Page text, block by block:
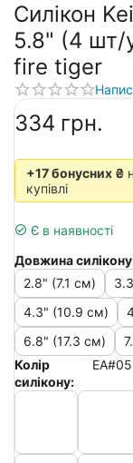
Силікон
5.8" (4 шт/
fire tiger
‍334‍ грн.
+17 бонусних ₴
купівлі
Є в наявності
Довжина
2.8" (7.1 см)
4.3" (10.9 см)
6.8" (17.3 см)
Колір
силікону: